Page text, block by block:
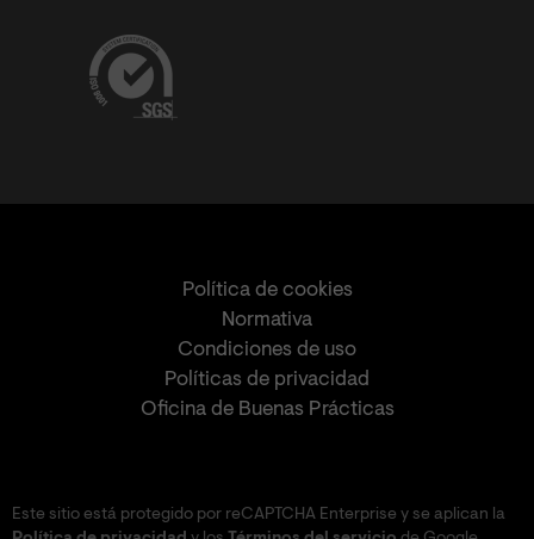
Política de cookies
Normativa
Condiciones de uso
Políticas de privacidad
Oficina de Buenas Prácticas
Este sitio está protegido por reCAPTCHA Enterprise y se aplican la